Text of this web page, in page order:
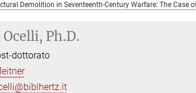
Demolition in Seventeenth-Century Warfare: The Case
Ph.D.
dottorato